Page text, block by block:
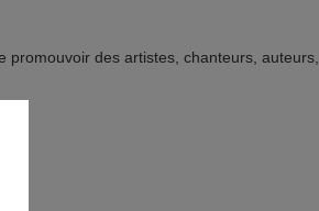
promouvoir des artistes, chanteurs, auteurs,